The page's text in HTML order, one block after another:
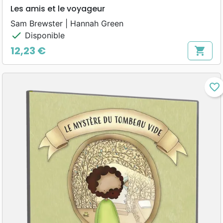
Les amis et le voyageur
Sam Brewster | Hannah Green
check Disponible
Prix
12,23 € shopping_cart
favorite_border